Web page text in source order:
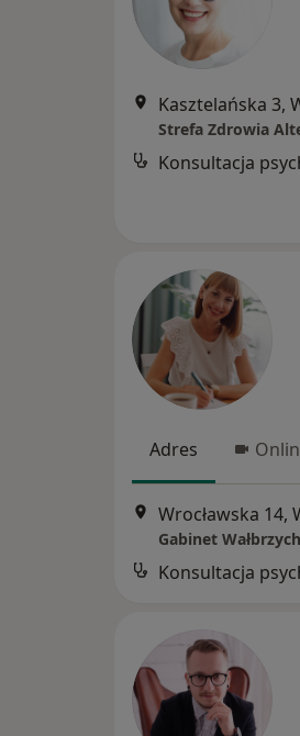
Kasztelańska 3,
Strefa Zdrowia
Konsultacja
Adres
Wrocławska 14,
Gabinet Wałbrzych
Konsultacja